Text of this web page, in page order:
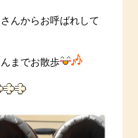
んからお呼ばれして
までお散歩